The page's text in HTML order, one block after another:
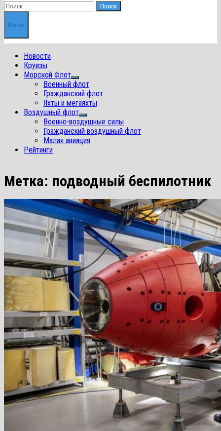
Найти:
Меню
Новости
Круизы
Морской Флот
Показать
подменю
Военный флот
Гражданский флот
Яхты и мегаяхты
Воздушный флот
Показать
подменю
Военно-воздушные силы
Гражданский воздушный флот
Малая авиация
Рейтинги
Метка: подводный беспилотник